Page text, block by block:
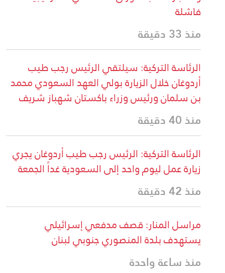
فاشلة
منذ 33 دقيقة
الرئاسة التركية: سيلتقي الرئيس رجب طيب
أردوغان خلال الزيارة بولي العهد السعودي محمد
بن سلمان ورئيس وزراء باكستان شهباز شريف
منذ 40 دقيقة
الرئاسة التركية: الرئيس رجب طيب أردوغان يجري
زيارة عمل ليوم واحد إلى السعودية غداً الجمعة
منذ 42 دقيقة
مراسل المنار: قصف مدفعي إسرائيلي
يستهدف بلدة المنصوري جنوبي لبنان
منذ ساعة واحدة